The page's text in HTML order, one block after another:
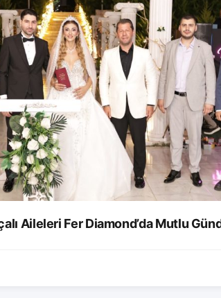
Aileleri Fer Diamond’da Mutlu